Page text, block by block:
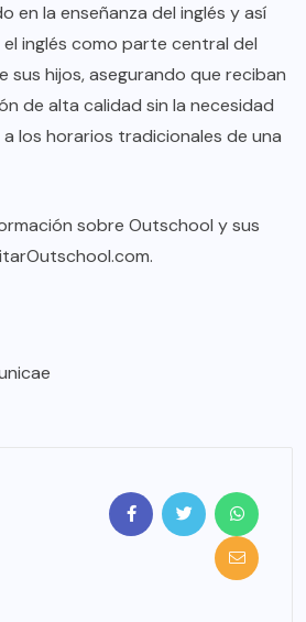
en la enseñanza del inglés y así
inglés como parte central del
sus hijos, asegurando que reciban
de alta calidad sin la necesidad
los horarios tradicionales de una
sobre Outschool y sus
Outschool.com.